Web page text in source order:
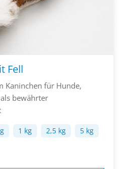
Fell
Kaninchen für Hunde,
bewährter
1 kg 2,5 kg
5 kg